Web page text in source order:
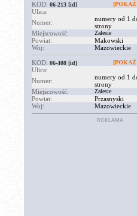
KOD: 06-213 [id]
Ulica:
Numer:
numery od 1
strony
Miejscowość:
Zalesie
Powiat:
Makowski
Woj:
Mazowieckie
KOD: 06-408 [id]
Ulica:
Numer:
numery od 1
strony
Miejscowość:
Zalesie
Powiat:
Przasnyski
Woj:
Mazowieckie
REKLAMA